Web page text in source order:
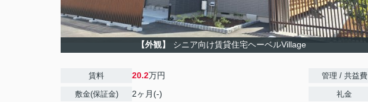
【外観】 シニア向け賃貸住宅ヘーベルVillage
賃料 20.2万円
敷金(保証金) 2ヶ月(-)
管理 / 共益費
礼金